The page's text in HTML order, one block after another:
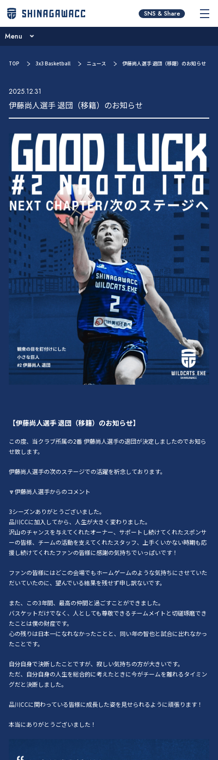
チームコンセプト
ニュース
パートナー紹介
ブログ
試合日程・結果
選手／スタッフ紹介
ファンクラブ
SNS & Share
Menu
ブログ
試合日程・結果
選手／スタッフ紹介
お問い合わせ
ファンクラブ
TOP 3x3 Basketball ニュース 伊藤尚人選手 退団（移籍）のお知らせ
2025.12.31
伊藤尚人選手 退団（移籍）のお知らせ
【伊藤尚人選手 退団（移籍）のお知らせ】
この度、当クラブ所属の2番 伊藤尚人選手の退団が決定しましたのでお知ら
せ致します。
伊藤尚人選手の次のステージでの活躍を祈念しております。
🔽伊藤尚人選手からのコメント
3シーズンありがとうございました。
品川CCに加入してから、人生が大きく変わりました。
沢山のチャンスを与えてくれたオーナー、サポートし続けてくれたスポンサ
ーの皆様、チームの活動を支えてくれたスタッフ、上手くいかない時期も応
援し続けてくれたファンの皆様に感謝の気持ちでいっぱいです！
ファンの皆様にはどこの会場でもホームゲームのような気持ちにさせていた
だいていたのに、望んでいる結果を残せず申し訳ないです。
また、この3年間、最高の仲間と過ごすことができました。
バスケットだけでなく、人としても尊敬できるチームメイトと切磋琢磨でき
たことは僕の財産です。
心の残りは日本一になれなかったことと、同い年の智也と試合に出れなかっ
たことです。
自分自身で決断したことですが、寂しい気持ちの方が大きいです。
ただ、自分自身の人生を総合的に考えたときに今がチームを離れるタイミン
グだと決断しました。
品川CCに関わっている皆様に成長した姿を見せられるように頑張ります！
本当にありがとうございました！